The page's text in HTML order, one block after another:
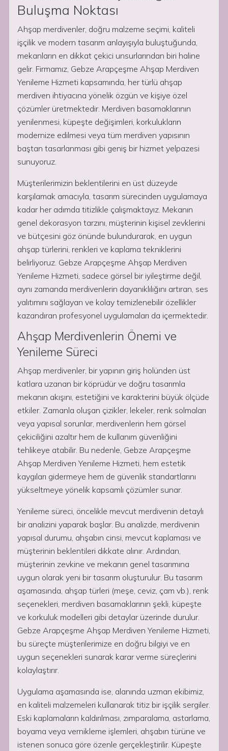
Buluşma Noktası
Ahşap merdivenler, doğru malzeme seçimi, kaliteli
işçilik ve modern tasarım anlayışıyla buluştuğunda,
mekanların en dikkat çekici unsurlarından biri haline
gelir. Firmamız, Gebze Arapçeşme Ahşap Merdiven
Yenileme Hizmeti kapsamında, her türlü ahşap
merdiven ihtiyacına yönelik özgün ve kişiye özel
çözümler üretmektedir. Merdiven basamaklarının
yenilenmesi, küpeşte değişimleri, korkulukların
modernize edilmesi veya tüm merdiven yapısının
baştan tasarlanması gibi geniş bir hizmet yelpazesi
sunuyoruz.
Müşterilerimizin beklentilerini en üst düzeyde
karşılamak amacıyla, tasarım sürecinden uygulamaya
kadar her adımda titizlikle çalışmaktayız. Mekanın
genel dekorasyon tarzını, müşterinin kişisel zevklerini
ve bütçesini göz önünde bulundurarak, en uygun
ahşap türlerini, renkleri ve kaplama tekniklerini
belirliyoruz. Gebze Arapçeşme Ahşap Merdiven
Yenileme Hizmeti, sadece görsel bir iyileştirme değil,
aynı zamanda merdivenlerin dayanıklılığını artıran, ses
yalıtımını sağlayan ve kolay temizlenebilir özellikler
kazandıran profesyonel uygulamaları da içermektedir.
Ahşap Merdivenlerin Önemi ve
Yenileme Süreci
Ahşap merdivenler, bir yapının giriş holünden üst
katlara uzanan bir köprüdür ve doğru tasarımla
mekanın akışını, estetiğini ve karakterini büyük ölçüde
etkiler. Zamanla oluşan çizikler, lekeler, renk solmaları
veya yapısal sorunlar, merdivenlerin hem görsel
çekiciliğini azaltır hem de kullanım güvenliğini
tehlikeye atabilir. Bu nedenle, Gebze Arapçeşme
Ahşap Merdiven Yenileme Hizmeti, hem estetik
kaygıları gidermeye hem de güvenlik standartlarını
yükseltmeye yönelik kapsamlı çözümler sunar.
Yenileme süreci, öncelikle mevcut merdivenin detaylı
bir analizini yaparak başlar. Bu analizde, merdivenin
yapısal durumu, ahşabın cinsi, mevcut kaplaması ve
müşterinin beklentileri dikkate alınır. Ardından,
müşterinin zevkine ve mekanın genel tasarımına
uygun olarak yeni bir tasarım oluşturulur. Bu tasarım
aşamasında, ahşap türleri (meşe, ceviz, çam vb.), renk
seçenekleri, merdiven basamaklarının şekli, küpeşte
ve korkuluk modelleri gibi detaylar üzerinde durulur.
Gebze Arapçeşme Ahşap Merdiven Yenileme Hizmeti,
bu süreçte müşterilerimize en doğru bilgiyi ve en
uygun seçenekleri sunarak karar verme süreçlerini
kolaylaştırır.
Uygulama aşamasında ise, alanında uzman ekibimiz,
en kaliteli malzemeleri kullanarak titiz bir işçilik sergiler.
Eski kaplamaların kaldırılması, zımparalama, astarlama,
boyama veya vernikleme işlemleri, ahşabın türüne ve
istenen sonuca göre özenle gerçekleştirilir. Küpeşte